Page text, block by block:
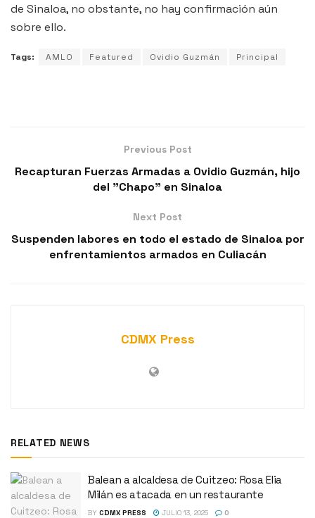
de Sinaloa, no obstante, no hay confirmación aún
sobre ello.
Tags: AMLO Featured Ovidio Guzmán Principal
Previous Post
Recapturan Fuerzas Armadas a Ovidio Guzmán, hijo
del "Chapo" en Sinaloa
Next Post
Suspenden labores en todo el estado de Sinaloa por
enfrentamientos armados en Culiacán
CDMX Press
RELATED NEWS
Balean a alcaldesa de Cuitzeo: Rosa Elia
Milán es atacada en un restaurante
BY CDMX PRESS JULIO 13, 2025 0